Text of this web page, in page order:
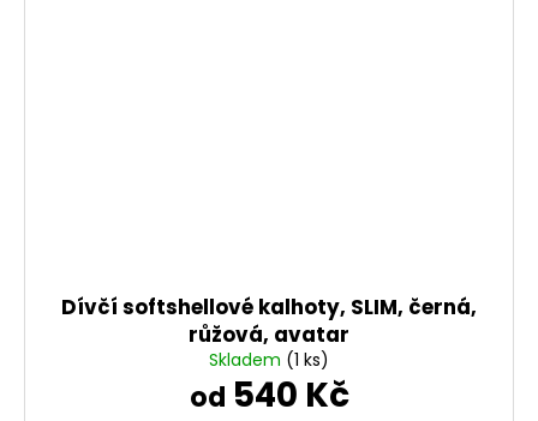
Dívčí softshellové kalhoty, SLIM, černá,
růžová, avatar
Skladem (1 ks)
od 540 Kč